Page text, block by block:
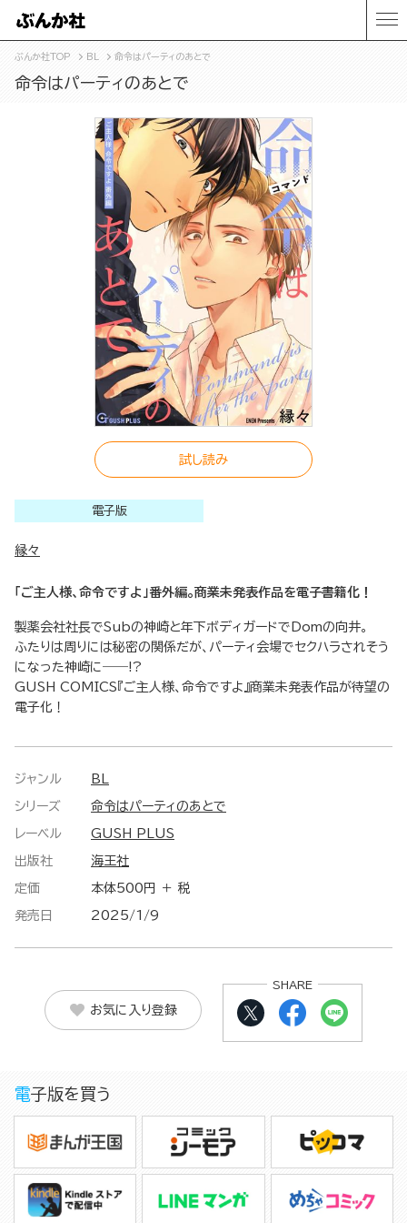
ぶんか社TOP BL 命令はパーティのあとで
命令はパーティのあとで
試し読み
電子版
縁々
「ご主人様、命令ですよ」番外編。商業未発表作品を電子書籍化！
製薬会社社長でSubの神崎と年下ボディガードでDomの向井。
ふたりは周りには秘密の関係だが、パーティ会場でセクハラされそう
になった神崎に――!?
GUSH COMICS『ご主人様、命令ですよ』商業未発表作品が待望の
電子化！
ジャンル BL
シリーズ 命令はパーティのあとで
レーベル GUSH PLUS
出版社 海王社
定価 本体500円 ＋ 税
発売日 2025/1/9
お気に入り登録
SHARE
電子版を買う